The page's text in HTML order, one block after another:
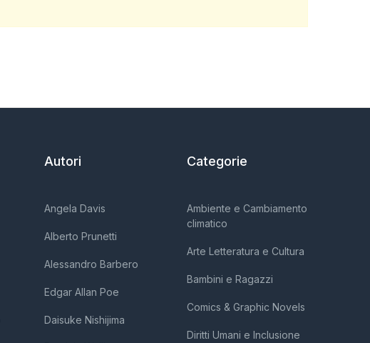
Autori
Angela Davis
Alberto Prunetti
Alessandro Barbero
Edgar Allan Poe
Daisuke Nishijima
Categorie
Ambiente e Cambiamento
climatico
Arte Letteratura e Cultura
Bambini e Ragazzi
Comics & Graphic Novels
Diritti Umani e Inclusione